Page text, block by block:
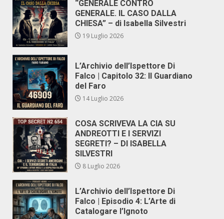
“GENERALE CONTRO
GENERALE. IL CASO DALLA
CHIESA” – di Isabella Silvestri
19 Luglio 2026
L’Archivio dell’Ispettore Di
Falco | Capitolo 32: Il Guardiano
del Faro
14 Luglio 2026
COSA SCRIVEVA LA CIA SU
ANDREOTTI E I SERVIZI
SEGRETI? – DI ISABELLA
SILVESTRI
8 Luglio 2026
L’Archivio dell’Ispettore Di
Falco | Episodio 4: L’Arte di
Catalogare l’Ignoto